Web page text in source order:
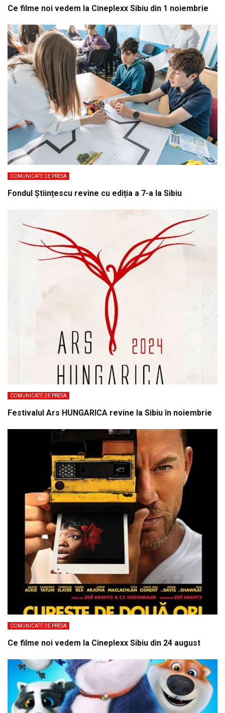
Ce filme noi vedem la Cineplexx Sibiu din 1 noiembrie
COMUNICATE DE PRESA
Fondul Științescu revine cu ediția a 7-a la Sibiu
COMUNICATE DE PRESA
Festivalul Ars HUNGARICA revine la Sibiu în noiembrie
COMUNICATE DE PRESA
Ce filme noi vedem la Cineplexx Sibiu din 24 august